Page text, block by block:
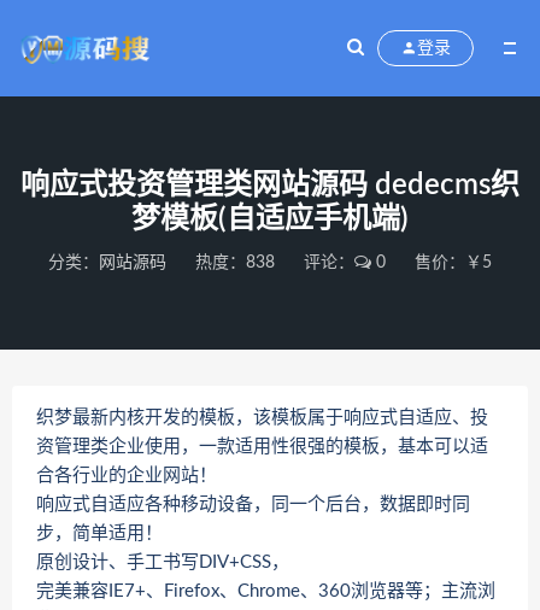
登录
响应式投资管理类网站源码 dedecms织
梦模板(自适应手机端)
分类： 网站源码 热度：838 评论： 0 售价：￥5
织梦最新内核开发的模板，该模板属于响应式自适应、投
资管理类企业使用，一款适用性很强的模板，基本可以适
合各行业的企业网站！
响应式自适应各种移动设备，同一个后台，数据即时同
步，简单适用！
原创设计、手工书写DIV+CSS，
完美兼容IE7+、Firefox、Chrome、360浏览器等；主流浏